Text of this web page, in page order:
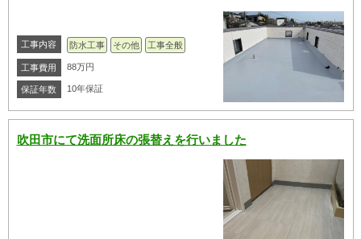
工事内容 防水工事 その他 工事全般
工事費用 88万円
保証年数 10年保証
吹田市にて洗面所床の張替えを行いました